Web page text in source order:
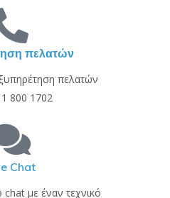
πελατών
πελατών
800 1702
Chat
με έναν τεχνικό